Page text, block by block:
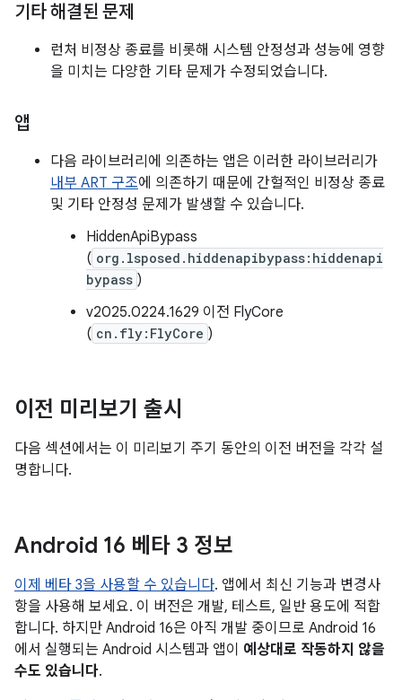
기타 해결된 문제
런처 비정상 종료를 비롯해 시스템 안정성과 성능에 영향
을 미치는 다양한 기타 문제가 수정되었습니다.
앱
다음 라이브러리에 의존하는 앱은 이러한 라이브러리가
내부 ART 구조에 의존하기 때문에 간헐적인 비정상 종료
및 기타 안정성 문제가 발생할 수 있습니다.
HiddenApiBypass
( org.lsposed.hiddenapibypass:hiddenapi
bypass )
v2025.0224.1629 이전 FlyCore
( cn.fly:FlyCore )
이전 미리보기 출시
다음 섹션에서는 이 미리보기 주기 동안의 이전 버전을 각각 설
명합니다.
Android 16 베타 3 정보
이제 베타 3을 사용할 수 있습니다. 앱에서 최신 기능과 변경사
항을 사용해 보세요. 이 버전은 개발, 테스트, 일반 용도에 적합
합니다. 하지만 Android 16은 아직 개발 중이므로 Android 16
에서 실행되는 Android 시스템과 앱이 예상대로 작동하지 않을
수도 있습니다.